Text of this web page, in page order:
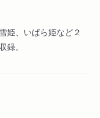
姫、いばら姫など２
録。